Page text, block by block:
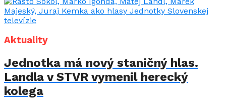
Aktuality
Jednotka má nový staničný hlas.
Landla v STVR vymenil herecký
kolega